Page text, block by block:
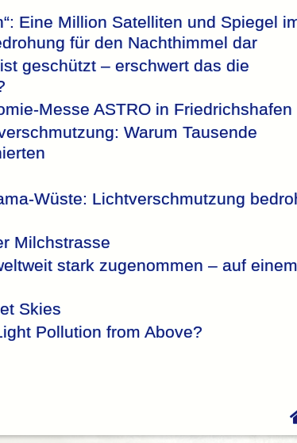
Eine Million Satelliten und Spiegel
für den Nachthimmel dar
geschützt – erschwert das die
Messe ASTRO in Friedrichshafen
Warum Tausende
Wüste: Lichtverschmutzung
Milchstrasse
stark zugenommen – auf
Skies
Pollution from Above?